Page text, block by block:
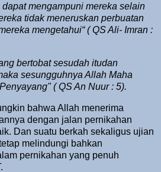
mengampuni mereka selain
tidak meneruskan perbuatan
mengetahui“ ( QS Ali- Imran :
bertobat sesudah itudan
sesungguhnya Allah Maha
( QS An Nuur : 5).
bahwa Allah menerima
dengan jalan pernikahan
Dan suatu berkah sekaligus ujian
melindungi bahkan
pernikahan yang penuh